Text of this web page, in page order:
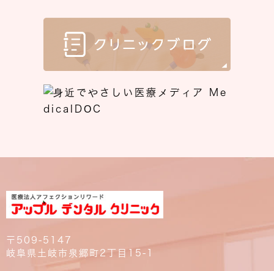
〒509-5147
岐阜県土岐市泉郷町2丁目15-1